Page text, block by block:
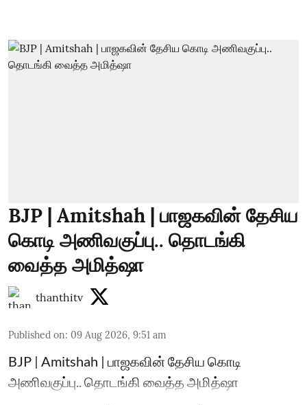
BJP | Amitshah | பாஜகவின் தேசிய
கொடி அணிவகுப்பு.. தொடங்கி
வைத்த அமித்ஷா
thanthitv
Published on: 09 Aug 2026, 9:51 am
BJP | Amitshah | பாஜகவின் தேசிய கொடி
அணிவகுப்பு.. தொடங்கி வைத்த அமித்ஷா